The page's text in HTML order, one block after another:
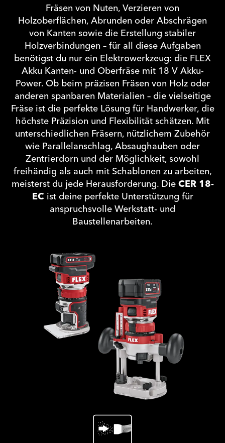
Fräsen von Nuten, Verzieren von
Holzoberflächen, Abrunden oder Abschrägen
von Kanten sowie die Erstellung stabiler
Holzverbindungen – für all diese Aufgaben
benötigst du nur ein Elektrowerkzeug: die FLEX
Akku Kanten- und Oberfräse mit 18 V Akku-
Power. Ob beim präzisen Fräsen von Holz oder
anderen spanbaren Materialien – die vielseitige
Fräse ist die perfekte Lösung für Handwerker, die
höchste Präzision und Flexibilität schätzen. Mit
unterschiedlichen Fräsern, nützlichem Zubehör
wie Parallelanschlag, Absaughauben oder
Zentrierdorn und der Möglichkeit, sowohl
freihändig als auch mit Schablonen zu arbeiten,
meisterst du jede Herausforderung. DieCER 18-
ECist deine perfekte Unterstützung für
anspruchsvolle Werkstatt- und
Baustellenarbeiten.